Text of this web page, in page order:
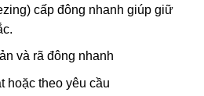
cấp đông nhanh giúp giữ
và rã đông nhanh
hoặc theo yêu cầu